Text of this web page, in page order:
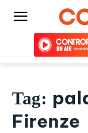
Tag:
Firenze